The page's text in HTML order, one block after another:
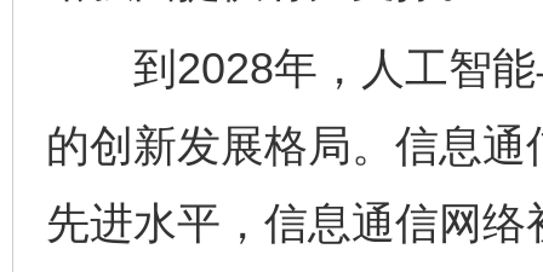
到2028年，人工智能
的创新发展格局。信息
先进水平，信息通信网